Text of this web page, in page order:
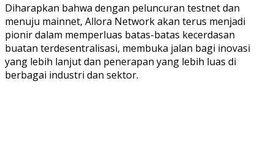
Diharapkan bahwa dengan peluncuran testnet dan
menuju mainnet, Allora Network akan terus menjadi
pionir dalam memperluas batas-batas kecerdasan
buatan terdesentralisasi, membuka jalan bagi inovasi
yang lebih lanjut dan penerapan yang lebih luas di
berbagai industri dan sektor.